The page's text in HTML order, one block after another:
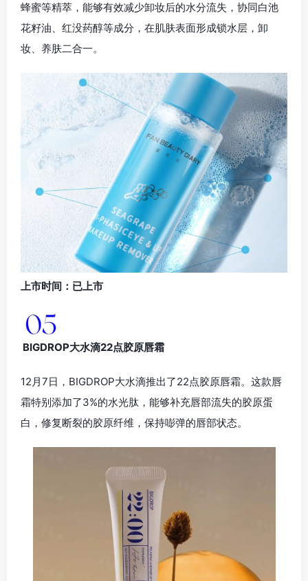
蜂蜜等精萃，能够有效减少卸妆后的水分流失，协同白池
花籽油、红没药醇等成分，在肌肤表面形成锁水层，卸
妆、养肤二合一。
上市时间：已上市
BIGDROP大水滴22点胶原唇霜
12月7日，BIGDROP大水滴推出了22点胶原唇霜。这款唇
霜特别添加了3%的水光肽，能够补充唇部流失的胶原蛋
白，修复断裂的胶原纤维，保持嘭弹的唇部状态。